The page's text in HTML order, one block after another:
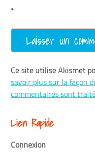
*
Ce site utilise Akismet
savoir plus sur la façon
commentaires sont
Lien Rapide
Connexion